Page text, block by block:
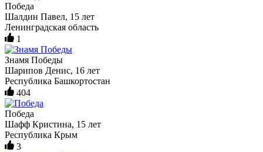
Победа
Шалдин Павел, 15 лет
Ленинградская область
1
Знамя Победы
Шарипов Денис, 16 лет
Республика Башкортостан
404
Победа
Шафф Кристина, 15 лет
Республика Крым
3